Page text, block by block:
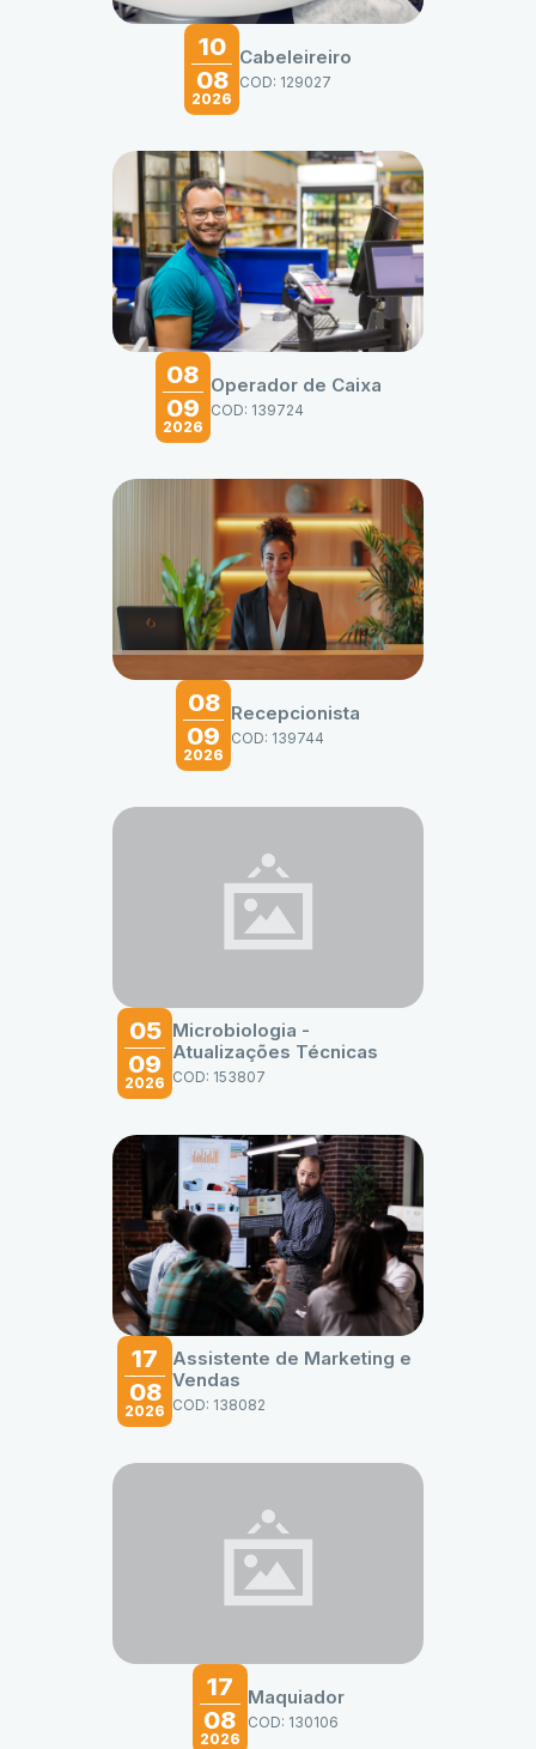
10
08
2026
Cabeleireiro
COD: 129027
08
09
2026
Operador de Caixa
COD: 139724
08
09
2026
Recepcionista
COD: 139744
05
09
2026
Microbiologia -
Atualizações Técnicas
COD: 153807
17
08
2026
Assistente de Marketing e
Vendas
COD: 138082
17
08
2026
Maquiador
COD: 130106